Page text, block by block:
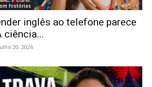
histórias
inglês ao telefone parece
20, 2026